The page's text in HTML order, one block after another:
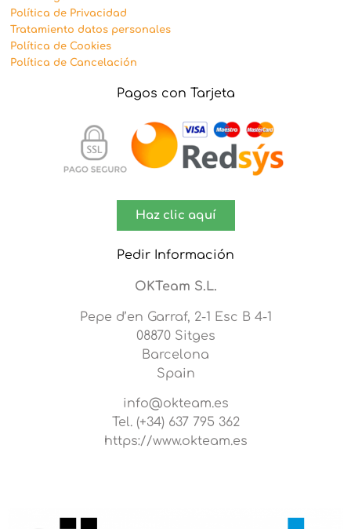
Política de Privacidad
Tratamiento datos personales
Política de Cookies
Política de Cancelación
Pagos con Tarjeta
Haz clic aquí
Pedir Información
OKTeam S.L.
Pepe d’en Garraf, 2-1 Esc B 4-1
08870 Sitges
Barcelona
Spain
info@okteam.es
Tel. (+34) 637 795 362
https://www.okteam.es